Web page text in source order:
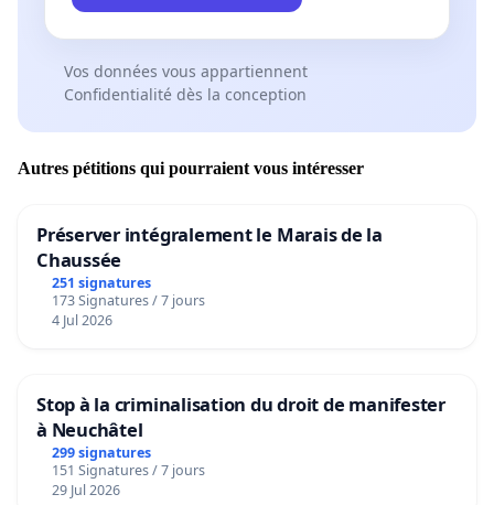
Vos données vous appartiennent
Confidentialité dès la conception
Autres pétitions qui pourraient vous intéresser
Préserver intégralement le Marais de la
Chaussée
251 signatures
173 Signatures / 7 jours
4 Jul 2026
Stop à la criminalisation du droit de manifester
à Neuchâtel
299 signatures
151 Signatures / 7 jours
29 Jul 2026